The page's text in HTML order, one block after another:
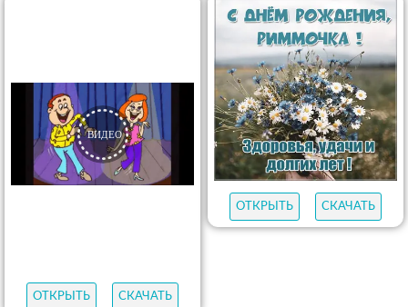
ОТКРЫТЬ СКАЧАТЬ
ОТКРЫТЬ СКАЧАТЬ